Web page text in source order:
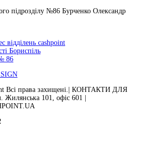
підрозділу №86 Бурченко Олександр
відділень cashpoint
Бориспіль
86
Всі права захищені.| КОНТАКТИ ДЛЯ
101, офіс 601 |